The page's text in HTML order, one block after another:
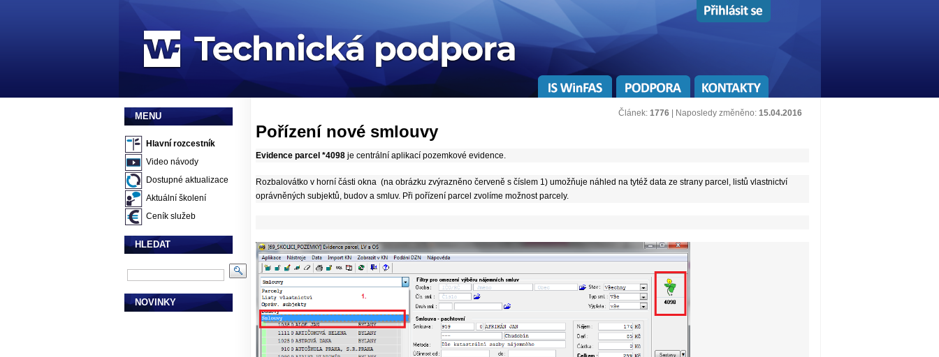
MENU
Hlavní rozcestník
Video návody
Dostupné aktualizace
Aktuální školení
Ceník služeb
HLEDAT
NOVINKY
Článek: 1776| Naposledy změněno: 15.04.2016
Pořízení nové smlouvy
Evidence parcel *4098 je centrální aplikací pozemkové evidence.
Rozbalovátko v horní části okna (na obrázku zvýrazněno červeně s číslem 1) umožňuje náhled na tytéž data ze strany parcel, listů vlastnictví
oprávněných subjektů, budov a smluv. Při pořízení parcel zvolíme možnost parcely.